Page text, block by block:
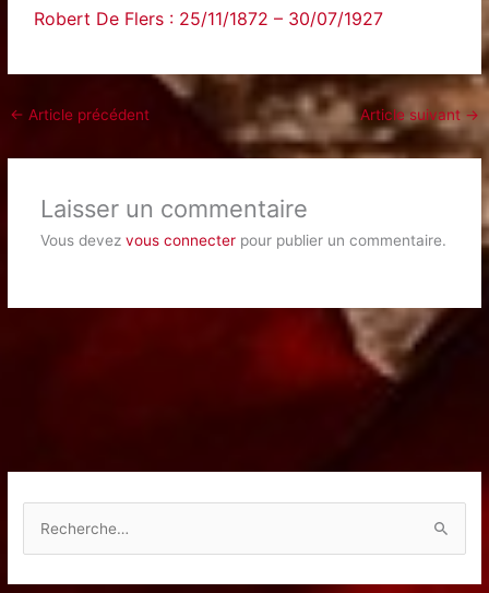
Robert De Flers : 25/11/1872 – 30/07/1927
← Article précédent Article suivant →
Laisser un commentaire
Vous devez vous connecterpour publier un commentaire.